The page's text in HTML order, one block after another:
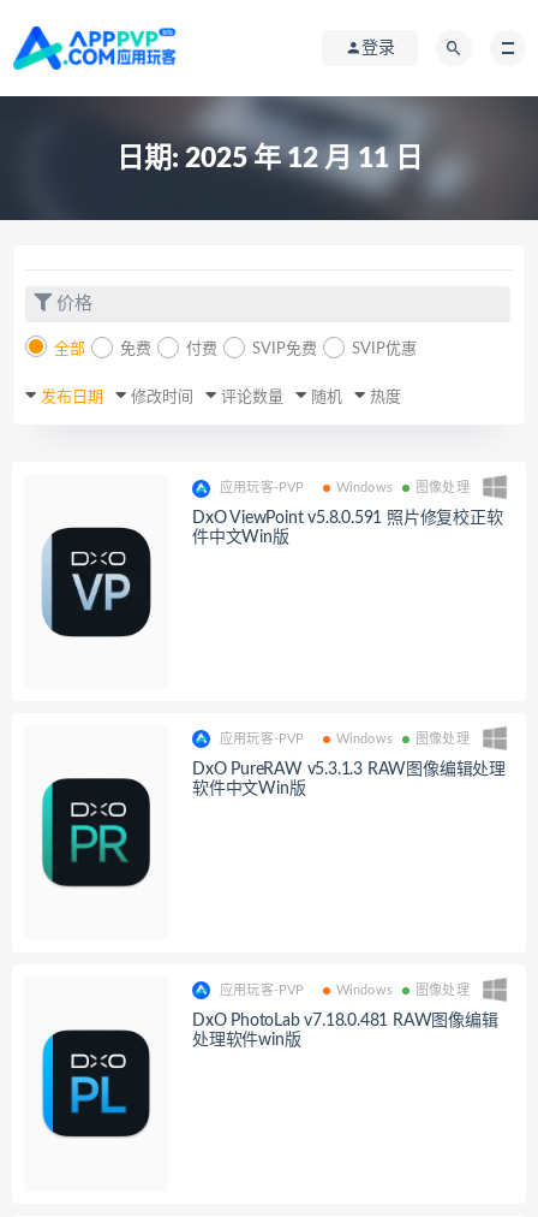
登录
日期: 2025 年 12 月 11 日
价格
全部 免费 付费 SVIP免费 SVIP优惠
发布日期 修改时间 评论数量 随机 热度
应用玩客-PVP Windows 图像处理
DxO ViewPoint v5.8.0.591 照片修复校正软
件中文Win版
应用玩客-PVP Windows 图像处理
DxO PureRAW v5.3.1.3 RAW图像编辑处理
软件中文Win版
应用玩客-PVP Windows 图像处理
DxO PhotoLab v7.18.0.481 RAW图像编辑
处理软件win版